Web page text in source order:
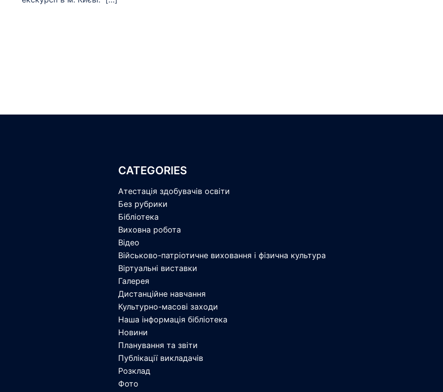
CATEGORIES
Атестація здобувачів освіти
Без рубрики
Бібліотека
Виховна робота
Відео
Військово-патріотичне виховання і фізична культура
Віртуальні виставки
Галерея
Дистанційне навчання
Культурно-масові заходи
Наша інформація бібліотека
Новини
Планування та звіти
Публікації викладачів
Розклад
Фото